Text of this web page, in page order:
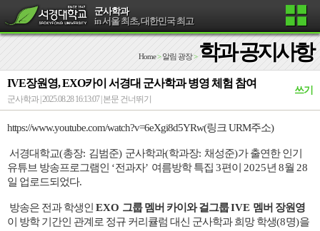
군사학과
in 서울 최초, 대한민국 최고
Home> 알림 광장> 학과 공지사항
IVE장원영, EXO카이 서경대 군사학과 병영 체험 참여
쓰기
군사학과 | 2025.08.28 16:13:07 | 본문 건너뛰기
https://www.youtube.com/watch?v=6eXgi8d5YRw(링크 URM주소)
서경대학교(총장: 김범준) 군사학과(학과장: 채성준)가 출연한 인기
유튜브 방송프로그램인 ‘전과자’ 여름방학 특집 3편이 2025년 8월 28
일 업로드되었다.
방송은 전과 학생인 EXO 그룹 멤버 카이와 걸그룹IVE 멤버 장원영
이 방학 기간인 관계로 정규 커리큘럼 대신 군사학과 희망 학생(8명)을